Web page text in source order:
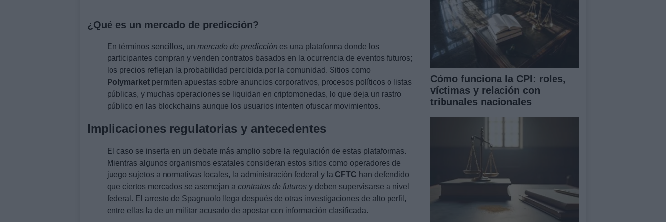
¿Qué es un mercado de predicción?
En términos sencillos, un mercado de predicción es una plataforma donde los
participantes compran y venden contratos basados en la ocurrencia de eventos futuros;
los precios reflejan la probabilidad percibida por la comunidad. Sitios como
Polymarket permiten apuestas sobre anuncios corporativos, procesos políticos o listas
públicas, y muchas operaciones se liquidan en criptomonedas, lo que deja un rastro
público en las blockchains aunque los usuarios intenten ofuscar movimientos.
Implicaciones regulatorias y antecedentes
El caso se inserta en un debate más amplio sobre la regulación de estas plataformas.
Mientras algunos organismos estatales consideran estos sitios como operadores de
juego sujetos a normativas locales, la administración federal y la CFTC han defendido
que ciertos mercados se asemejan a contratos de futuros y deben supervisarse a nivel
federal. El arresto de Spagnuolo llega después de otras investigaciones de alto perfil,
entre ellas la de un militar acusado de apostar con información clasificada.
Cómo funciona la CPI: roles,
víctimas y relación con
tribunales nacionales